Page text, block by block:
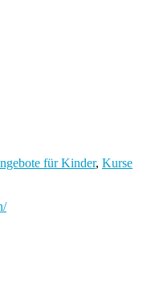
für Kinder, Kurse